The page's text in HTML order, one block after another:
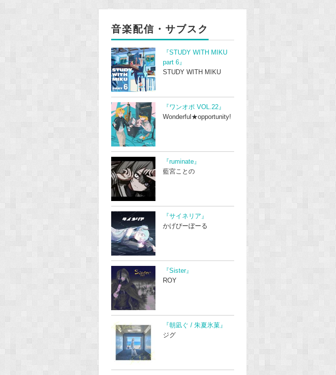
音楽配信・サブスク
『STUDY WITH MIKU
part 6』
STUDY WITH MIKU
『ワンオポ VOL.22』
Wonderful★opportunity!
『ruminate』
藍宮ことの
『サイネリア』
かげぴーぼーる
『Sister』
ROY
『朝凪ぐ / 朱夏氷菓』
ジグ